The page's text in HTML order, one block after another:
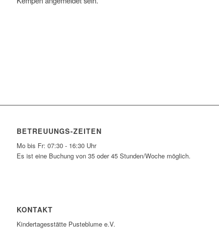
BETREUUNGS-ZEITEN
Mo bis Fr: 07:30 - 16:30 Uhr
Es ist eine Buchung von 35 oder 45 Stunden/Woche möglich.
KONTAKT
Kindertagesstätte Pusteblume e.V.